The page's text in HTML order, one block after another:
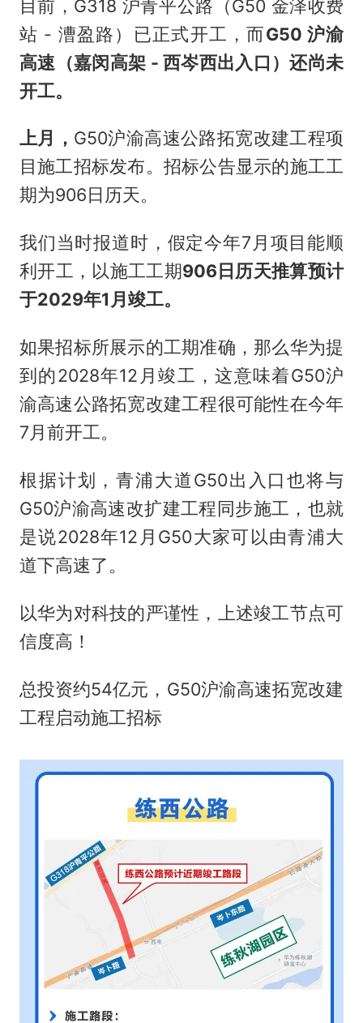
目前，G318 沪青平公路（G50 金泽收费
站 - 漕盈路）已正式开工，而G50 沪渝
高速（嘉闵高架 - 西岑西出入口）还尚未
开工。
上月， G50沪渝高速公路拓宽改建工程项
目施工招标发布。招标公告显示的施工工
期为906日历天。
我们当时报道时，假定今年7月项目能顺
利开工，以施工工期906日历天推算预计
于2029年1月竣工。
如果招标所展示的工期准确，那么华为提
到的2028年12月竣工，这意味着G50沪
渝高速公路拓宽改建工程很可能性在今年
7月前开工。
根据计划，青浦大道G50出入口也将与
G50沪渝高速改扩建工程同步施工，也就
是说2028年12月G50大家可以由青浦大
道下高速了。
以华为对科技的严谨性，上述竣工节点可
信度高！
总投资约54亿元，G50沪渝高速拓宽改建
工程启动施工招标